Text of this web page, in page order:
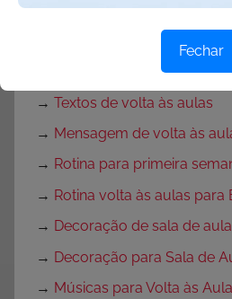
→O que fazer no primeiro
Dicas Volta às Aulas
Texto para o primeiro dia
→ Textos de volta às aulas
→ Mensagem de volta às
→ Rotina para primeira
→ Rotina volta às aulas para
→ Decoração de sala de aula
→ Decoração para Sala de
→ Músicas para Volta às
Fechar